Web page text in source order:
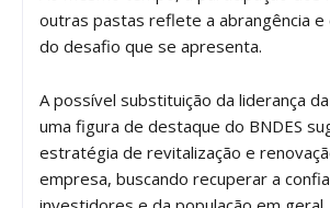
outras pastas reflete a abrangência e
do desafio que se apresenta.
A possível substituição da liderança
uma figura de destaque do BNDES
estratégia de revitalização e
empresa, buscando recuperar a